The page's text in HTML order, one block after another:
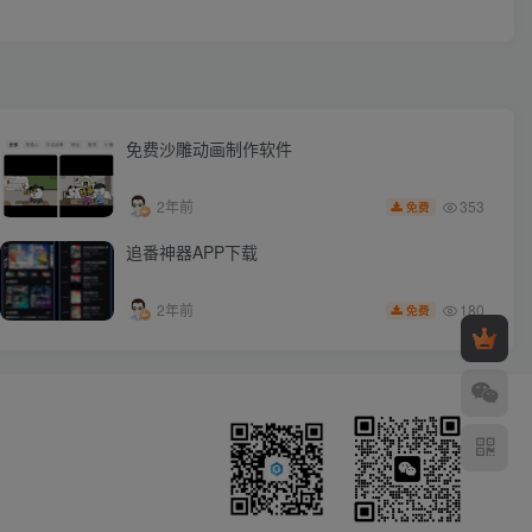
免费沙雕动画制作软件
2年前 免费 353
追番神器APP下载
2年前 免费 180